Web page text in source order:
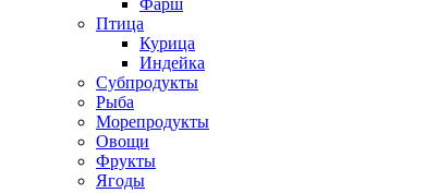
Фарш
Птица
Курица
Индейка
Субпродукты
Рыба
Морепродукты
Овощи
Фрукты
Ягоды